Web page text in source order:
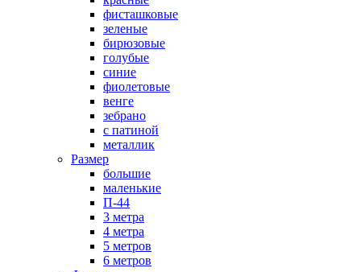
фисташковые
зеленые
бирюзовые
голубые
синие
фиолетовые
венге
зебрано
с патиной
металлик
Размер
большие
маленькие
П-44
3 метра
4 метра
5 метров
6 метров